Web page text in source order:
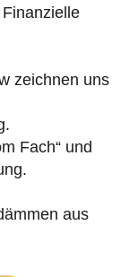
zeichnen uns
Fach“ und
aus